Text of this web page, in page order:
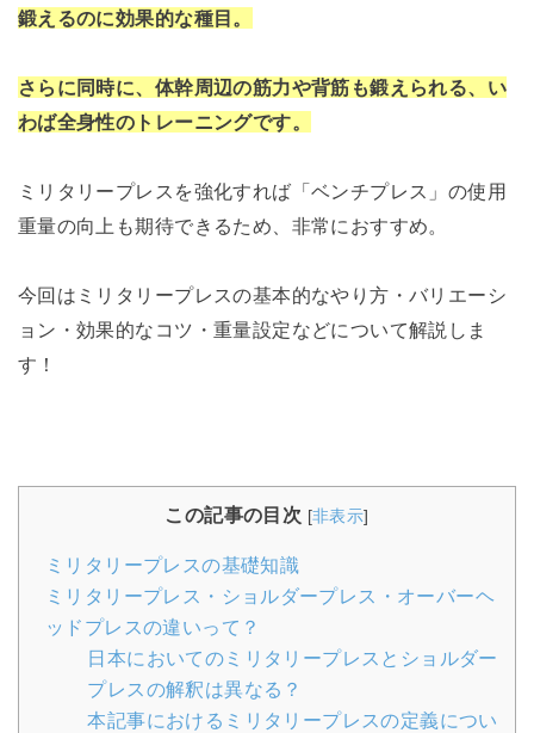
鍛えるのに効果的な種目。
さらに同時に、体幹周辺の筋力や背筋も鍛えられる、い
わば全身性のトレーニングです。
ミリタリープレスを強化すれば「ベンチプレス」の使用
重量の向上も期待できるため、非常におすすめ。
今回はミリタリープレスの基本的なやり方・バリエーシ
ョン・効果的なコツ・重量設定などについて解説しま
す！
この記事の目次 [非表示]
ミリタリープレスの基礎知識
ミリタリープレス・ショルダープレス・オーバーヘ
ッドプレスの違いって？
日本においてのミリタリープレスとショルダー
プレスの解釈は異なる？
本記事におけるミリタリープレスの定義につい